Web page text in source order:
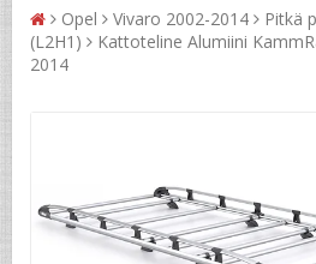
Opel Vivaro 2002-2014
Pitkä
(L2H1)
Kattoteline Alumiini
2014